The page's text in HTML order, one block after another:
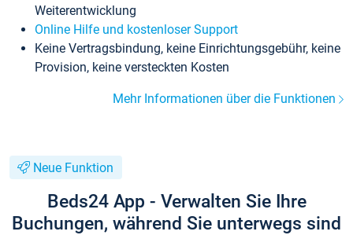
Weiterentwicklung
Online Hilfe und kostenloser Support
Keine Vertragsbindung, keine Einrichtungsgebühr, keine
Provision, keine versteckten Kosten
Mehr Informationen über die Funktionen
Neue Funktion
Beds24 App - Verwalten Sie Ihre
Buchungen, während Sie unterwegs sind